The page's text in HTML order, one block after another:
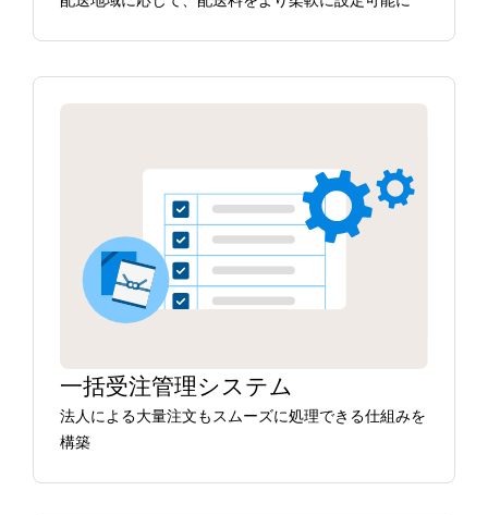
一括受注管理システム
法人による大量注文もスムーズに処理できる仕組みを
構築